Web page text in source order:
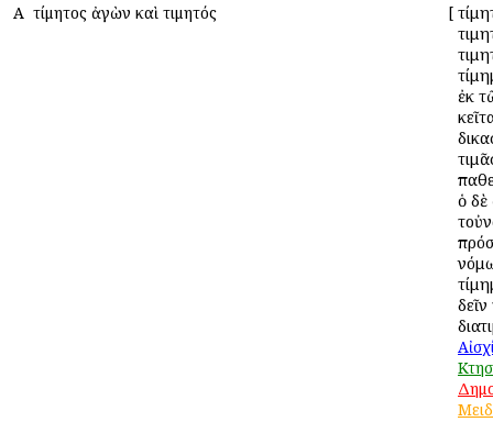
Α Ἀτίμητος ἀγὼν καὶ τιμητός [
ἐκ
ὁ δὲ